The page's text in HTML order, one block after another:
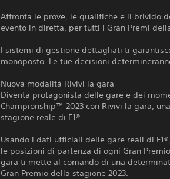
Affronta le prove, le qualifiche e il brivido
evento in diretta, per tutti i Gran Premi
I sistemi di gestione dettagliati ti
monoposto. Le tue decisioni
Nuova modalità Rivivi la gara
Diventa protagonista delle gare e dei
Championship™ 2023 con Rivivi la gara,
stagione reale di F1®.
Usando i dati ufficiali delle gare reali di
le posizioni di partenza di ogni Gran
gara ti mette al comando di una
Gran Premio della stagione 2023.